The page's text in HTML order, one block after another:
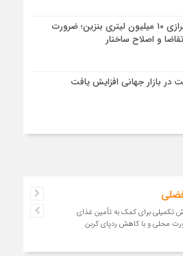
بحران ناترازی ۱۰ میلیون لیتری بنزین؛ ضرورت
و اصلاح ساختار
در بازار جهانی افزایش یافت
تکمیلی برای کمک به تأمین غذای
محلی و با کاهش ردپای کربن